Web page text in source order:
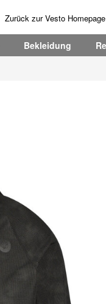
Zurück zur Vesto Homepage
Bekleidung